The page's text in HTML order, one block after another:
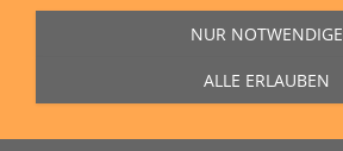
NUR NOTWENDIGE
ALLE ERLAUBEN